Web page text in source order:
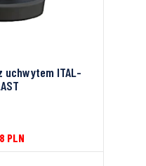
uchwytem ITAL-
PLN